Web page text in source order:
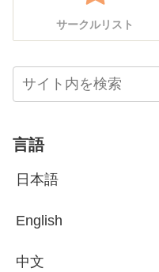
サークルリスト
言語
日本語
English
中文